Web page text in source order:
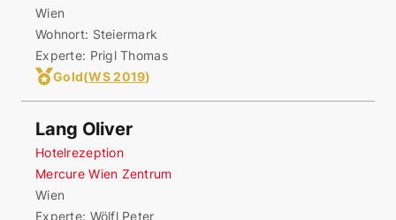
Wien
Wohnort: Steiermark
Experte: Prigl Thomas
Gold(WS 2019)
Lang Oliver
Hotelrezeption
Mercure Wien Zentrum
Wien
Experte: Wölfl Peter